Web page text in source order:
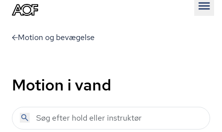
Motion og bevægelse
Motion i vand